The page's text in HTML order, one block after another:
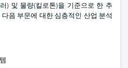
) 및 물량(킬로톤)을 기준으로 한 추
음 부문에 대한 심층적인 산업 분석